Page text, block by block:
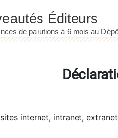
sites internet, intranet,